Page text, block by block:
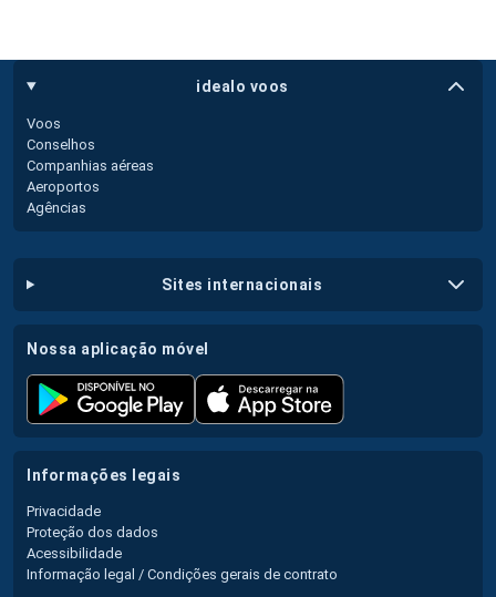
idealo voos
Voos
Conselhos
Companhias aéreas
Aeroportos
Agências
sites internacionais
nossa aplicação móvel
informações legais
Privacidade
Proteção dos dados
Acessibilidade
Informação legal / Condições gerais de contrato